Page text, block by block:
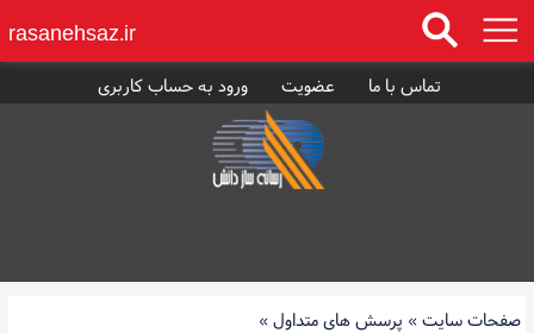
rasanehsaz.ir
تماس با ما عضویت ورود به حساب کاربری
صفحات سایت » پرسش های متداول »